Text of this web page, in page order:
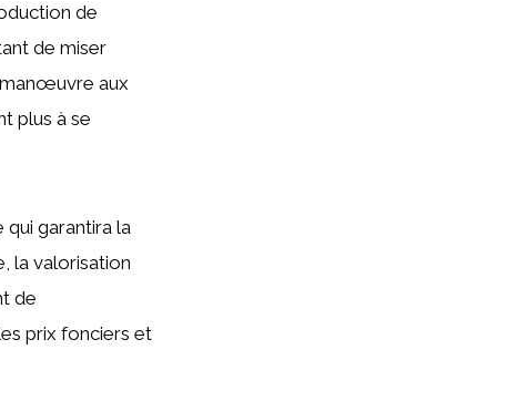
de
de miser
manœuvre aux
plus à se
garantira la
la valorisation
de
prix fonciers et